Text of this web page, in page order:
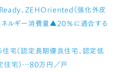
、ZEHOriented（強化外皮
ネルギー消費量▲20％に適合する
宅（認定長期優良住宅、認定低
住宅）…80万円／戸